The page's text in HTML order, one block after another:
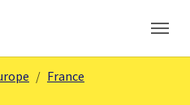
France